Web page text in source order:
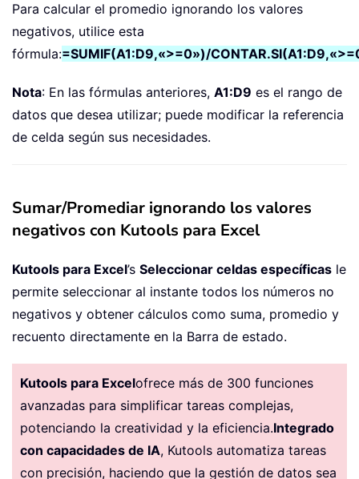
Para calcular el promedio ignorando los valores
negativos, utilice esta
fórmula:=SUMIF(A1:D9,«>=0»)/
Nota: En las fórmulas anteriores, A1:D9 es el rango de
datos que desea utilizar; puede modificar la referencia
de celda según sus necesidades.
Sumar/Promediar ignorando los valores
negativos con Kutools para Excel
Kutools para Excel’s Seleccionar celdas específicas le
permite seleccionar al instante todos los números no
negativos y obtener cálculos como suma, promedio y
recuento directamente en la Barra de estado.
Kutools para Excelofrece más de 300 funciones
avanzadas para simplificar tareas complejas,
potenciando la creatividad y la eficiencia.Integrado
con capacidades de IA, Kutools automatiza tareas
con precisión, haciendo que la gestión de datos sea